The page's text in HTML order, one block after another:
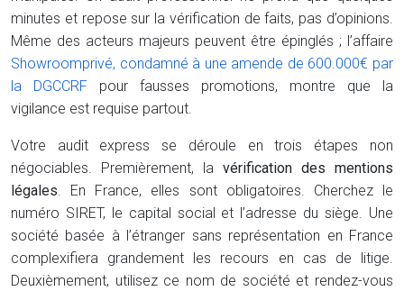
minutes et repose sur la vérification de faits, pas d’opinions.
Même des acteurs majeurs peuvent être épinglés ; l’affaire
Showroomprivé, condamné à une amende de 600.000€ par
la DGCCRF pour fausses promotions, montre que la
vigilance est requise partout.
Votre audit express se déroule en trois étapes non
négociables. Premièrement, la vérification des mentions
légales. En France, elles sont obligatoires. Cherchez le
numéro SIRET, le capital social et l’adresse du siège. Une
société basée à l’étranger sans représentation en France
complexifiera grandement les recours en cas de litige.
Deuxièmement, utilisez ce nom de société et rendez-vous